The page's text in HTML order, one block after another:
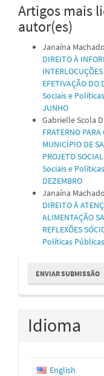
Artigos mais
autor(es)
Janaína
DIREITO À
EFETIVAÇÃO DO
Sociais e
JUNHO
Gabrielle Scola
FRATERNO
MUNICÍPIO DE
PROJETO
Sociais e
DEZEMBRO
Janaína
DIREITO À
ALIMENTAÇÃO
REFLEXÕES
Políticas
Enviar
Submissão
ENVIAR SUBMISSÃO
Idioma
English